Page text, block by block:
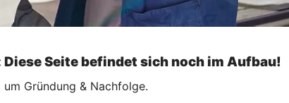
Seite befindet sich noch im Aufbau!
Gründung & Nachfolge.